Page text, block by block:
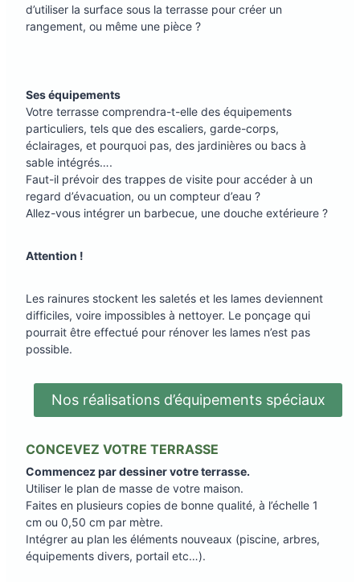
d’utiliser la surface sous la terrasse pour créer un
rangement, ou même une pièce ?
Ses équipements
Votre terrasse comprendra-t-elle des équipements
particuliers, tels que des escaliers, garde-corps,
éclairages, et pourquoi pas, des jardinières ou bacs à
sable intégrés….
Faut-il prévoir des trappes de visite pour accéder à un
regard d’évacuation, ou un compteur d’eau ?
Allez-vous intégrer un barbecue, une douche extérieure ?
Attention !
Les rainures stockent les saletés et les lames deviennent
difficiles, voire impossibles à nettoyer. Le ponçage qui
pourrait être effectué pour rénover les lames n’est pas
possible.
Nos réalisations d’équipements spéciaux
CONCEVEZ VOTRE TERRASSE
Commencez par dessiner votre terrasse.
Utiliser le plan de masse de votre maison.
Faites en plusieurs copies de bonne qualité, à l’échelle 1
cm ou 0,50 cm par mètre.
Intégrer au plan les éléments nouveaux (piscine, arbres,
équipements divers, portail etc…).